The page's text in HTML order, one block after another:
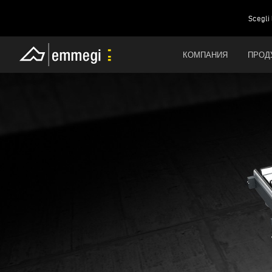
Scegli
КОМПАНИЯ